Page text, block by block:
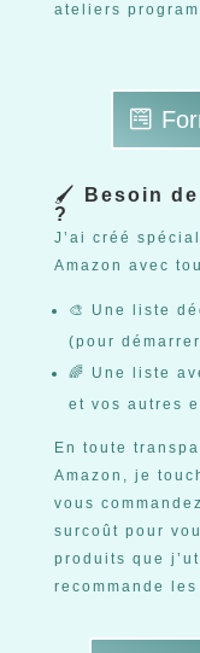
ateliers
🖌️
Besoin
?
J’ai créé
Amazon avec
🎨 Une liste
(pour
🌈 Une liste
et vos autres
En toute
Amazon, je
vous
surcoût pour
produits que
recommande